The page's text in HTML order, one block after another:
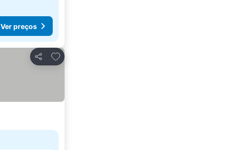
Ver preços
Partilhar
Adicionar aos favoritos